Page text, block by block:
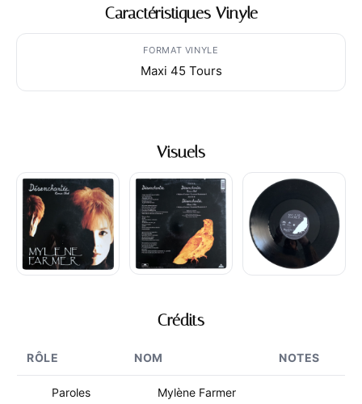
Caractéristiques Vinyle
FORMAT VINYLE
Maxi 45 Tours
Visuels
Crédits
RÔLE NOM NOTES
Paroles Mylène Farmer